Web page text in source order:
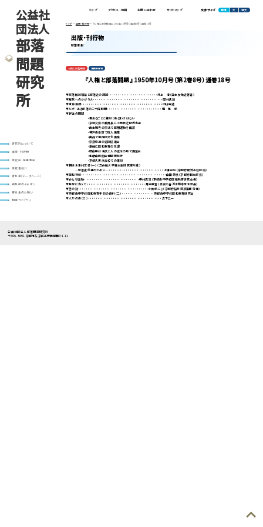
公益社
団法人
部落
問題
研究
所
研究所について
出版・刊行物
研究会・全国集会
研究者紹介
資料室(データベース)
編集部のイチオシ
寄付金のお願い
動画ライブラリ
トップ アクセス・地図 お問い合わせ サイトマップ 文字サイズ 標準 大 特大
トップ 出版・刊行物 『人権と部落問題』 1950年10月号（第2巻8号）通巻18号
出版・刊行物
新着情報
人権と部落問題 定期刊行物
『人権と部落問題』 1950年10月号（第2巻8号）通巻18号
▼部落解放理論と部落史の課題・・・・・・・・・・・・・・・・・・・・・・・・・・井上 清（日本女性史著者）
▼解放へのかがり火・・・・・・・・・・・・・・・・・・・・・・・・・・・・・・・・・・・・・岡村武雄
▼東京漫語・・・・・・・・・・・・・・・・・・・・・・・・・・・・・・・・・・・・・・・・・・・内山完造
▼ルポ・ある部落の二十四時間・・・・・・・・・・・・・・・・・・・・・・・・・・・・・編 集 部
▼最近の問題
・事あるごとに差別されるわけはない
・京都交労の委員長に小西岩之助氏当選
・西本願寺の宗法で同朋運動を確認
・神戸市番町で成人講座
・奥丹で第四回文化講座
・奈良県連の巡回協議会
・愛媛に同和教育の気運
・岡山県は法然上人の誕生の地で講習会
・和歌山同朋会機関紙発行
・京都久美浜高校での差別
▼摂津木津村文書（一）（立命館大学日本史研究室所蔵）
―部落史前進のために―・・・・・・・・・・・・・・・・・・・・・・・・・・・・・上田正昭（京都府鴨泝高校教諭）
▼同和行政・・・・・・・・・・・・・・・・・・・・・・・・・・・・・・・・・・・・・・・・・・・・・山田美忠（京都府民生部長）
▼妙な初出動・・・・・・・・・・・・・・・・・・・・・・・・・・・・・中村吉次（京都市中学校同和教育研究会長）
▼発足に当って・・・・・・・・・・・・・・・・・・・・・・・・・・・・・・・月光恵雲（真宗大谷派本願寺厚生部長）
▼笠の話・・・・・・・・・・・・・・・・・・・・・・・・・・・・・・・・・・・・・小佐部ふじ（京都府船井郡須知町在住）
▼京都市中学校同和教育手引の資料（二）・・・・・・・・・・・・・・・・・京都市中学校同和教育研究会
▼人形の市（三）・・・・・・・・・・・・・・・・・・・・・・・・・・・・・・・・・・・・・・・真下五一
公益社団法人 部落問題研究所
〒606-8691 京都市左京区高野西開町34-11